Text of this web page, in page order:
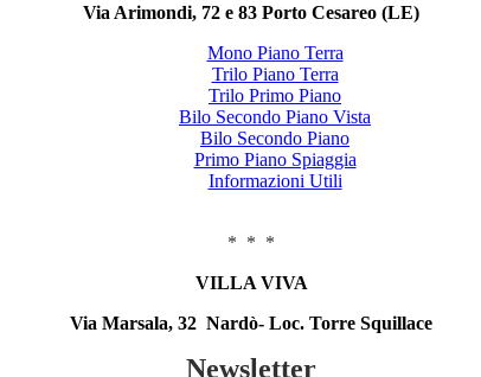
Via Arimondi, 72 e 83 Porto Cesareo (LE)
Mono Piano Terra
Trilo Piano Terra
Trilo Primo Piano
Bilo Secondo Piano Vista
Bilo Secondo Piano
Primo Piano Spiaggia
Informazioni Utili
* * *
VILLA VIVA
Via Marsala, 32 Nardò- Loc. Torre Squillace
Newsletter